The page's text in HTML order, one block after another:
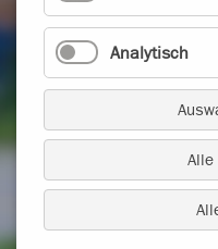
Weiterlesen …
Datenschutzerklärung
Impressum
Analytisch
Alle